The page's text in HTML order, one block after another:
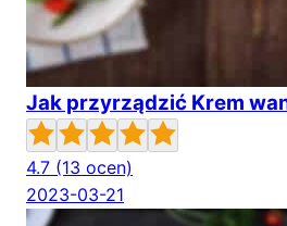
Jak przyrządzić Krem
4.7 (13 ocen)
2023-03-21